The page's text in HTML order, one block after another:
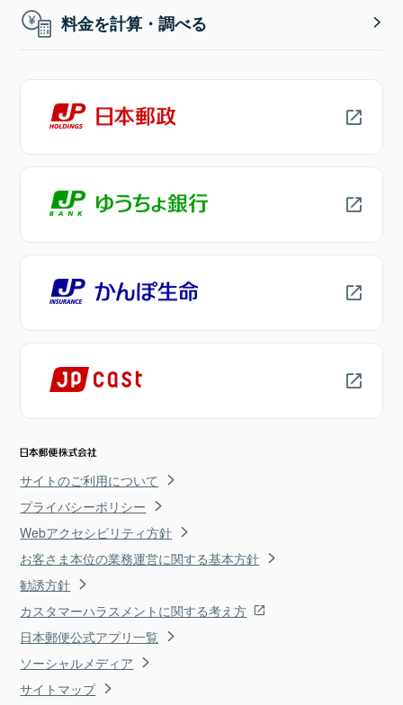
料金を計算・調べる
サイトのご利用について
プライバシーポリシー
Webアクセシビリティ方針
お客さま本位の業務運営に関する基本方針
勧誘方針
カスタマーハラスメントに関する考え方
日本郵便公式アプリ一覧
ソーシャルメディア
サイトマップ